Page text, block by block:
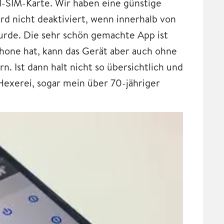
Karte. Wir haben eine günstige
nicht deaktiviert, wenn innerhalb von
Die sehr schön gemachte App ist
hat, kann das Gerät aber auch ohne
Ist dann halt nicht so übersichtlich und
sogar mein über 70-jähriger